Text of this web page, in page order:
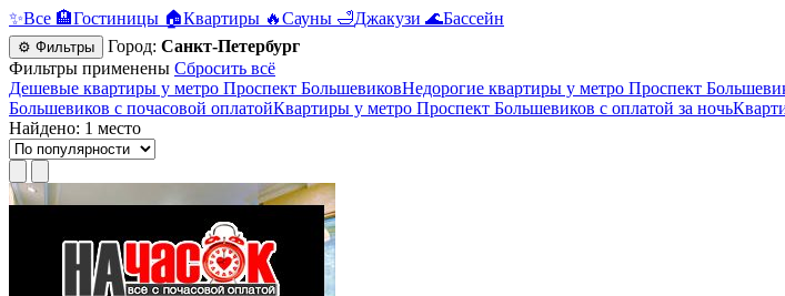
✨Все 🏨Гостиницы 🏠Квартиры 🔥Сауны 🛁Джакузи 🌊Бассейн
⚙ Фильтры Город: Санкт-Петербург
Фильтры применены Сбросить всё
Дешевые квартиры у метро Проспект БольшевиковНедорогие квартиры у метро Проспект
Большевиков c почасовой оплатойКвартиры у метро Проспект Большевиков с оплатой за ночь
Найдено: 1 место